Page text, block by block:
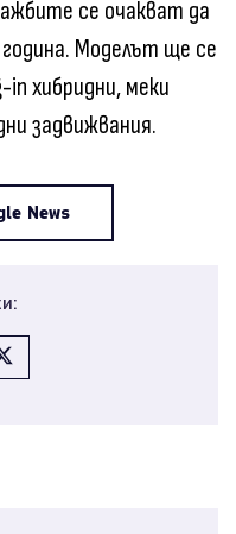
се очакват да
Моделът ще се
in хибридни, меки
задвижвания.
News